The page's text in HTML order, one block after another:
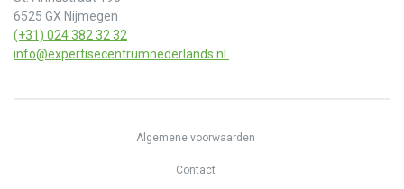
6525 GX Nijmegen
(+31) 024 382 32 32
info@expertisecentrumnederlands.nl
Algemene voorwaarden
Contact